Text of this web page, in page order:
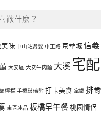
歡什麼？
味 中山站燙髮 中正路 京華城 信義
大安區 大安牛肉麵 大溪 宅配
檸檬 手機玻璃貼 打卡美食 拿鐵 排骨
東區冰品 板橋早午餐 桃園情侶